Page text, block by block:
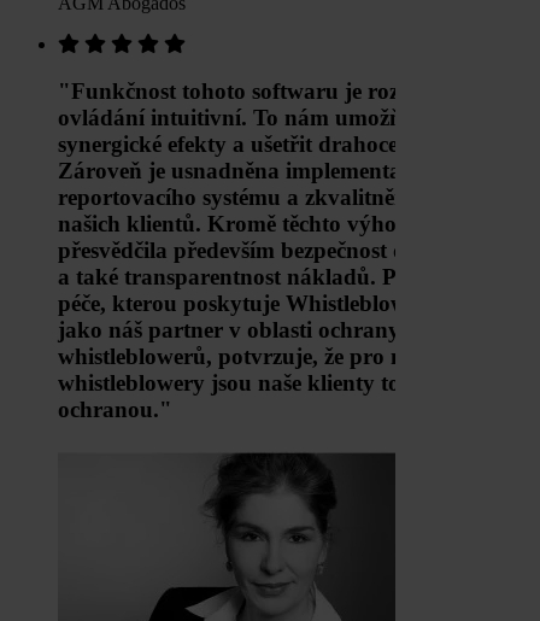
"Funkčnost tohoto softwaru je rozsáhlá a jeho
ovládání intuitivní. To nám umožňuje využít
synergické efekty a ušetřit drahocenný čas.
Zároveň je usnadněna implementace
reportovacího systému a zkvalitněna podpora
našich klientů. Kromě těchto výhod nás
přesvědčila především bezpečnost dat a systému
a také transparentnost nákladů. Podpora a
péče, kterou poskytuje Whistleblower Software
jako náš partner v oblasti ochrany našich
whistleblowerů, potvrzuje, že pro naše
whistleblowery jsou naše klienty tou nejlepší
ochranou."